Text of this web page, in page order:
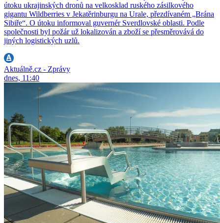
útoku ukrajinských dronů na velkosklad ruského zásilkového
gigantu Wildberries v Jekatěrinburgu na Urale, přezdívaném „Brána
Sibiře“. O útoku informoval guvernér Sverdlovské oblasti. Podle
společnosti byl požár už lokalizován a zboží se přesměrovává do
jiných logistických uzlů.
Aktuálně.cz - Zprávy
dnes, 11:40